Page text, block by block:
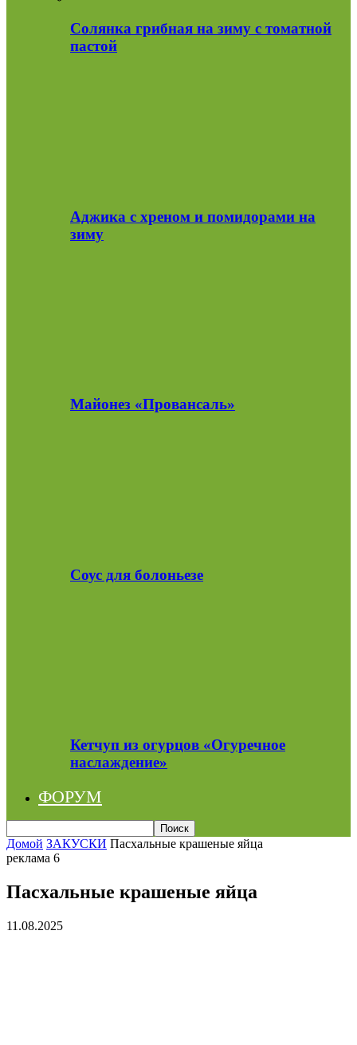
Солянка грибная на зиму с томатной
пастой
Аджика с хреном и помидорами на
зиму
Майонез «Провансаль»
Соус для болоньезе
Кетчуп из огурцов «Огуречное
наслаждение»
ФОРУМ
Домой ЗАКУСКИ Пасхальные крашеные яйца
реклама 6
Пасхальные крашеные яйца
11.08.2025